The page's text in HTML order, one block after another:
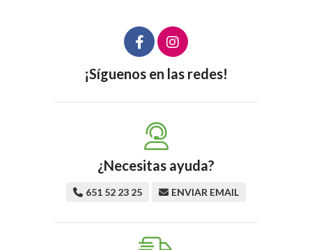
¡Síguenos en las redes!
¿Necesitas ayuda?
651 52 23 25 ENVIAR EMAIL